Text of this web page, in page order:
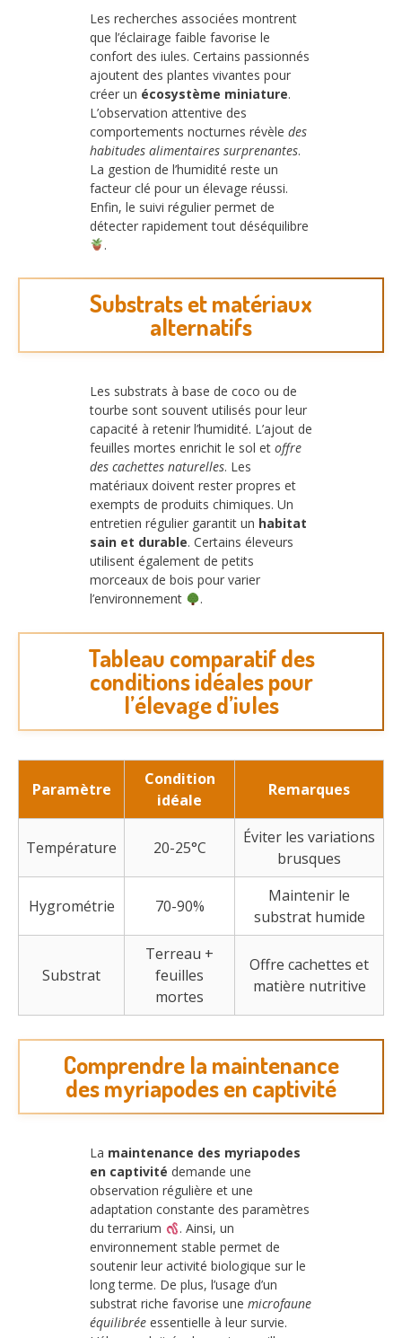
Les recherches associées montrent
que l’éclairage faible favorise le
confort des iules. Certains passionnés
ajoutent des plantes vivantes pour
créer un écosystème miniature.
L’observation attentive des
comportements nocturnes révèle des
habitudes alimentaires surprenantes.
La gestion de l’humidité reste un
facteur clé pour un élevage réussi.
Enfin, le suivi régulier permet de
détecter rapidement tout déséquilibre
.
Substrats et matériaux
alternatifs
Les substrats à base de coco ou de
tourbe sont souvent utilisés pour leur
capacité à retenir l’humidité. L’ajout de
feuilles mortes enrichit le sol et offre
des cachettes naturelles. Les
matériaux doivent rester propres et
exempts de produits chimiques. Un
entretien régulier garantit un habitat
sain et durable. Certains éleveurs
utilisent également de petits
morceaux de bois pour varier
l’environnement
.
Tableau comparatif des
conditions idéales pour
l’élevage d’iules
Paramètre
Condition
idéale
Remarques
Température 20-25°C
Éviter les variations
brusques
Hygrométrie 70-90%
Maintenir le
substrat humide
Substrat
Terreau +
feuilles
mortes
Offre cachettes et
matière nutritive
Comprendre la maintenance
des myriapodes en captivité
La maintenance des myriapodes
en captivité demande une
observation régulière et une
adaptation constante des paramètres
du terrarium
. Ainsi, un
environnement stable permet de
soutenir leur activité biologique sur le
long terme. De plus, l’usage d’un
substrat riche favorise une microfaune
équilibrée essentielle à leur survie.